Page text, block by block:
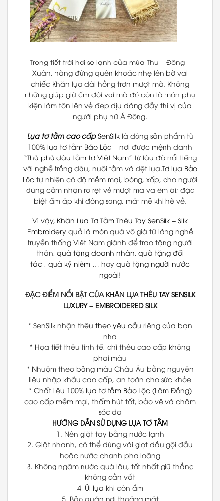
Trong tiết trời hơi se lạnh của mùa Thu – Đông –
Xuân, nàng đừng quên khoác nhẹ lên bờ vai
chiếc Khăn lụa dài hồng trơn mượt mà. Không
những giúp giữ ấm đôi vai mà đó còn là món phụ
kiện làm tôn lên vẻ đẹp dịu dàng đầy thi vị của
người phụ nữ Á Đông.
Lụa tơ tằm cao cấp SenSilklà dòng sản phẩm từ
100% lụa tơ tằm Bảo Lộc – nơi được mệnh danh
“Thủ phủ dâu tằm tơ Việt Nam” từ lâu đã nổi tiếng
với nghề trồng dâu, nuôi tằm và dệt lụa.Tơ lụa Bảo
Lộc tự nhiên có độ mềm mại, bóng, xốp, cho người
dùng cảm nhận rõ rệt vẻ mượt mà và êm ái; đặc
biệt ấm áp khi đông sang, mát mẻ khi hè về.
Vì vậy, Khăn Lụa Tơ Tằm Thêu Tay SenSilk – Silk
Embroideryquả là món quà vô giá từ làng nghề
truyền thống Việt Nam giành để trao tặng người
thân, quà tặng doanh nhân, quà tặng đối
tác , quà kỷ niệm … hay quà tặng người nước
ngoài!
ĐẶC ĐIỂM NỔI BẬT CỦA KHĂN LỤA THÊU TAY SENSILK
LUXURY– EMBROIDERED SILK
* SenSilk nhận thêu theo yêu cầu riêng của bạn
nha
* Họa tiết thêu tinh tế, chỉ thêu cao cấp không
phai màu
* Nhuộm theo bảng màu Châu Âu bằng nguyên
liệu nhập khẩu cao cấp, an toàn cho sức khỏe
* Chất liệu 100% lụa tơ tằm Bảo Lộc(Lâm Đồng)
cao cấp mềm mại, thấm hút tốt, bảo vệ và chăm
sóc da
HƯỚNG DẪN SỬ DỤNG LỤA TƠ TẰM
1. Nên giặt tay bằng nước lạnh
2. Giặt nhanh, có thể dùng vài giọt dầu gội đầu
hoặc nước chanh pha loãng
3. Không ngâm nước quá lâu, tốt nhất giũ thẳng
không cần vắt
4. Ủi lụa khi còn ẩm
5. Bảo quản nơi thoáng mát